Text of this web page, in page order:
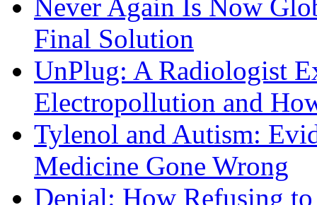
Never Again Is Now
Final Solution
UnPlug: A Radiologist
Electropollution and
Tylenol and Autism:
Medicine Gone Wrong
Denial: How Refusing